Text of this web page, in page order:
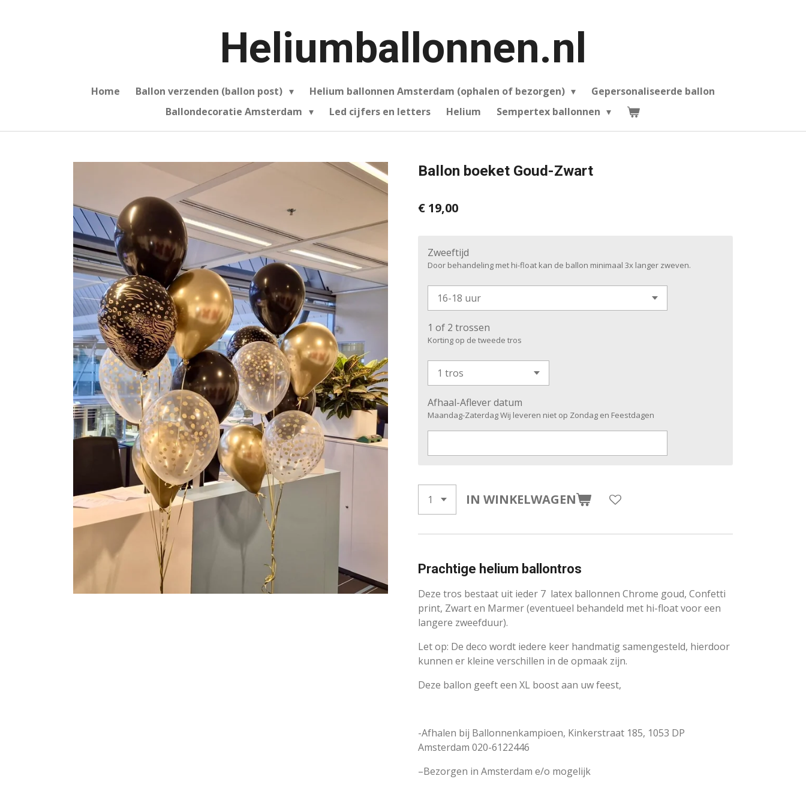
Heliumballonnen.nl
Home Ballon verzenden (ballon post) Helium ballonnen Amsterdam (ophalen of bezorgen)
Gepersonaliseerde ballon
Ballondecoratie Amsterdam
Led cijfers en letters Helium Sempertex ballonnen
Ballon boeket Goud-Zwart
€ 19,00
Zweeftijd
Door behandeling met hi-float kan de ballon minimaal 3x langer zweven.
1 of 2 trossen
Korting op de tweede tros
Afhaal-Aflever datum
Maandag-Zaterdag Wij leveren niet op Zondag en Feestdagen
IN WINKELWAGEN
Prachtige helium ballontros
Deze tros bestaat uit ieder 7 latex ballonnen Chrome goud, Confetti
print, Zwart en Marmer (eventueel behandeld met hi-float voor een
langere zweefduur).
Let op: De deco wordt iedere keer handmatig samengesteld, hierdoor
kunnen er kleine verschillen in de opmaak zijn.
Deze ballon geeft een XL boost aan uw feest,
-Afhalen bij Ballonnenkampioen, Kinkerstraat 185, 1053 DP
Amsterdam 020-6122446
–Bezorgen in Amsterdam e/o mogelijk